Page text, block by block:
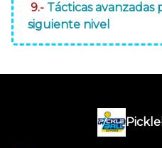
9.- Tácticas avanzadas
siguiente nivel